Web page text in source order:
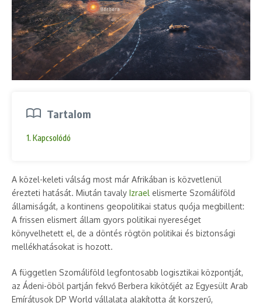
Tartalom
1. Kapcsolódó
A közel-keleti válság most már Afrikában is közvetlenül
érezteti hatását. Miután tavaly Izrael elismerte Szomáliföld
államiságát, a kontinens geopolitikai status quója megbillent:
A frissen elismert állam gyors politikai nyereséget
könyvelhetett el, de a döntés rögtön politikai és biztonsági
mellékhatásokat is hozott.
A független Szomáliföld legfontosabb logisztikai központját,
az Ádeni-öböl partján fekvő Berbera kikötőjét az Egyesült Arab
Emírátusok DP World vállalata alakította át korszerű,